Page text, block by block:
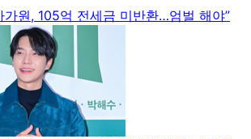
가원, 105억 전세금 미반환…엄벌 해야”